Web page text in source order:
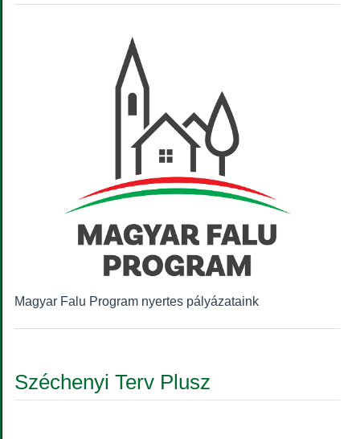
Magyar Falu Program nyertes pályázataink
Széchenyi Terv Plusz